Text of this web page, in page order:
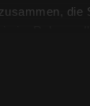
die